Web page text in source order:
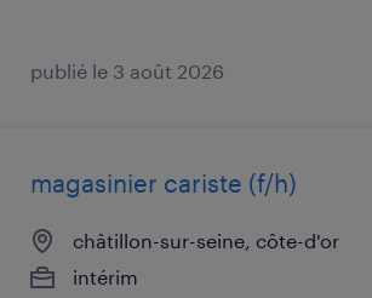
publié le 3 août 2026
magasinier cariste (f/h)
châtillon-sur-seine, côte-d'or
intérim